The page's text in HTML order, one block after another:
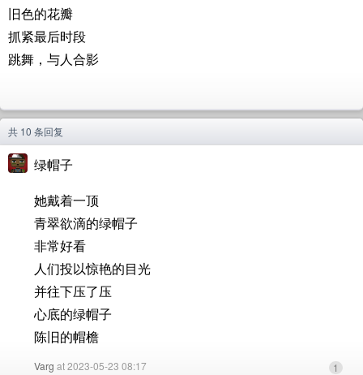
旧色的花瓣
抓紧最后时段
跳舞，与人合影
共 10 条回复
绿帽子
她戴着一顶
青翠欲滴的绿帽子
非常好看
人们投以惊艳的目光
并往下压了压
心底的绿帽子
陈旧的帽檐
Varg at 2023-05-23 08:17 1